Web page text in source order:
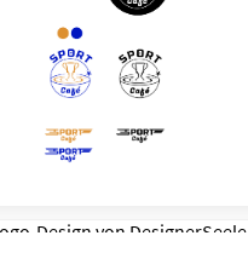
Design von DesignerSeele